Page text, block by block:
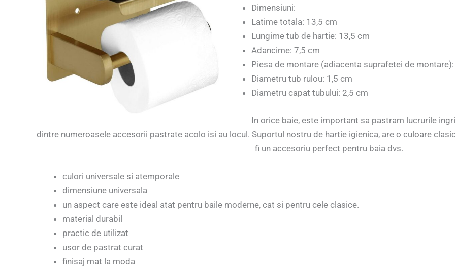
Dimensiuni:
Latime totala: 13,5 cm
Lungime tub de hartie: 13,5 cm
Adancime: 7,5 cm
Piesa de montare (adiacenta suprafetei de
Diametru tub rulou: 1,5 cm
Diametru capat tubului: 2,5 cm
In orice baie, este important sa pastram lucrurile
dintre numeroasele accesorii pastrate acolo isi au locul. Suportul nostru de hartie igienica, are o culoare
fi un accesoriu perfect pentru baia dvs.
culori universale si atemporale
dimensiune universala
un aspect care este ideal atat pentru baile moderne, cat si pentru cele clasice.
material durabil
practic de utilizat
usor de pastrat curat
finisaj mat la moda